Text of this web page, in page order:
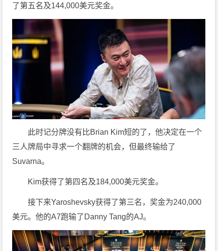
了第五名及144,000美元奖金。
此时记分牌没有比Brian Kim短的了，他决定在一个
三人牌局中寻求一个翻牌的机会，但最终输给了
Suvarna。
Kim获得了第四名及184,000美元奖金。
接下来Yaroshevsky获得了第三名，奖金为240,000
美元。他的A7跑输了Danny Tang的AJ。